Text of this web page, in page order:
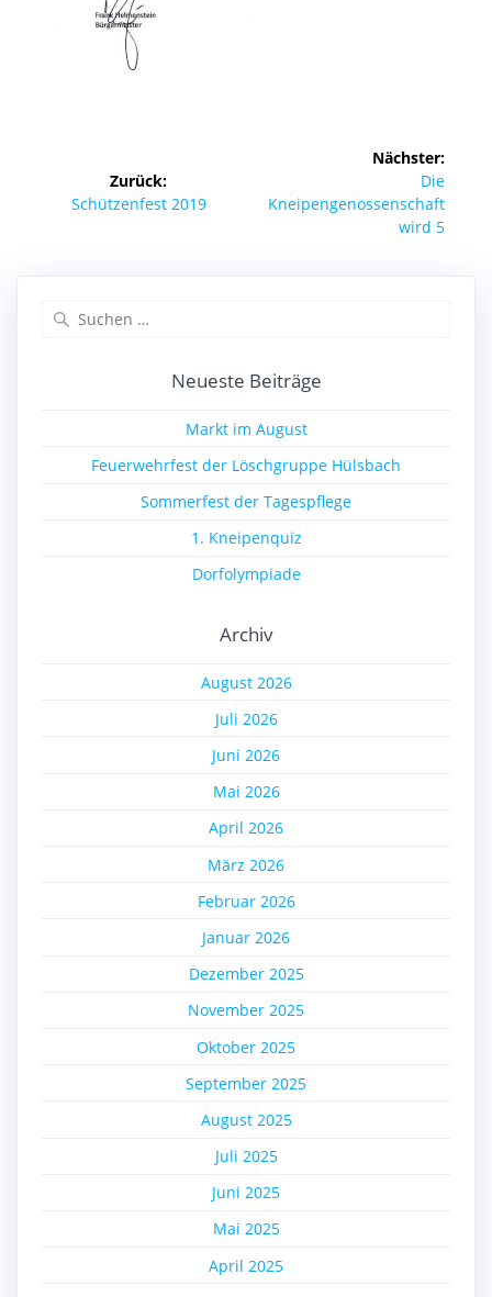
Zurück:
Vorheriger
Schützenfest 2019
Nächster:
Nächster
Beitrag:
Die
Kneipengenossenschaft
wird 5
Neueste Beiträge
Markt im August
Feuerwehrfest der Löschgruppe Hülsbach
Sommerfest der Tagespflege
1. Kneipenquiz
Dorfolympiade
Archiv
August 2026
Juli 2026
Juni 2026
Mai 2026
April 2026
März 2026
Februar 2026
Januar 2026
Dezember 2025
November 2025
Oktober 2025
September 2025
August 2025
Juli 2025
Juni 2025
Mai 2025
April 2025